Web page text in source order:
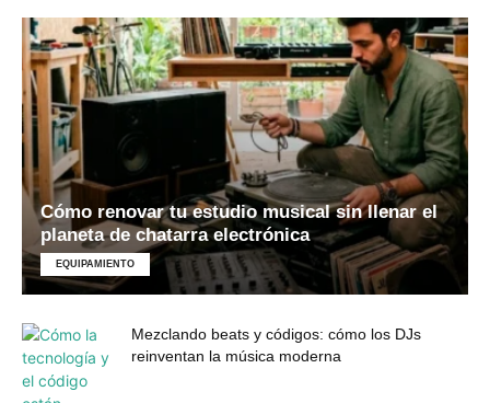
Cómo renovar tu estudio musical sin llenar el
planeta de chatarra electrónica
EQUIPAMIENTO
Mezclando beats y códigos: cómo los DJs
reinventan la música moderna